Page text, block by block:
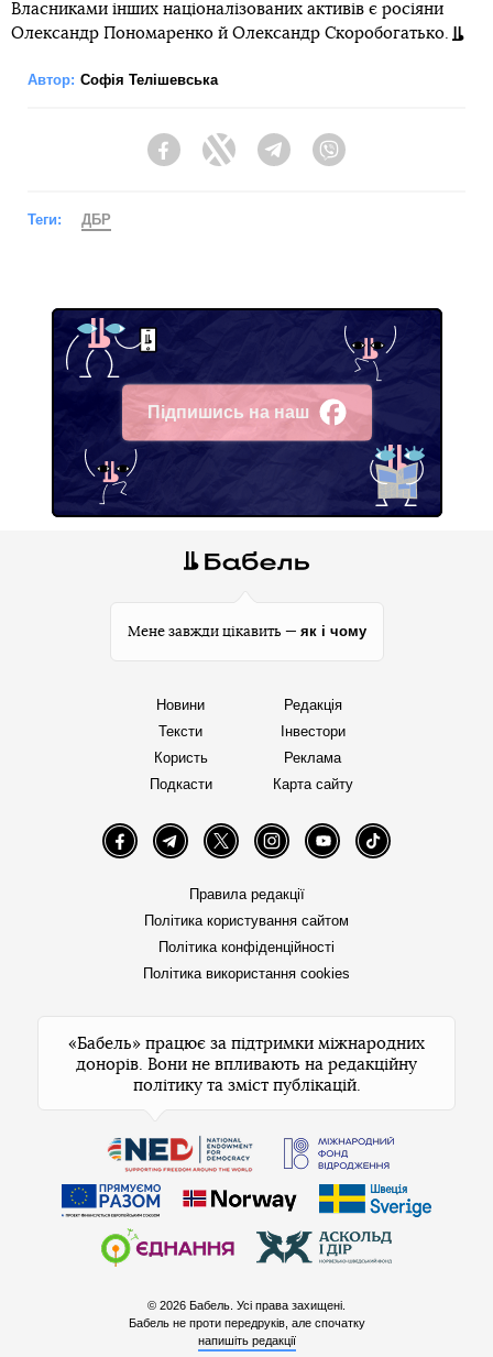
Власниками інших націоналізованих активів є росіяни
Олександр Пономаренко й Олександр Скоробогатько.
Автор: Софія Телішевська
FacebookTwitter Telegram
Теги: ДБР
Підпишись на наш
Facebook
Мене завжди цікавить — як і чому
Новини
Тексти
Користь
Подкасти
Редакція
Інвестори
Реклама
Карта сайту
FacebookTelegramTwitter InstagramYouTube TikTok
Правила редакції
Політика користування сайтом
Політика конфіденційності
Політика використання cookies
«Бабель» працює за підтримки міжнародних
донорів. Вони не впливають на редакційну
політику та зміст публікацій.
© 2026 Бабель. Усі права захищені.
Бабель не проти передруків, але спочатку
напишіть редакції